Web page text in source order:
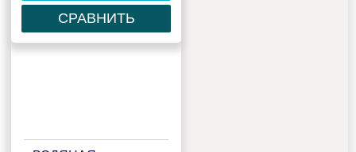
СРАВНИТЬ